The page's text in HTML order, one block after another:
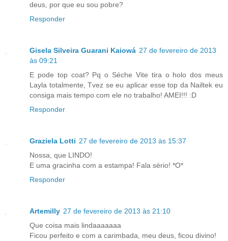
deus, por que eu sou pobre?
Responder
Gisela Silveira Guarani Kaiowá 27 de fevereiro de 2013
às 09:21
E pode top coat? Pq o Séche Vite tira o holo dos meus
Layla totalmente, Tvez se eu aplicar esse top da Nailtek eu
consiga mais tempo com ele no trabalho! AMEI!!! :D
Responder
Graziela Lotti 27 de fevereiro de 2013 às 15:37
Nossa, que LINDO!
E uma gracinha com a estampa! Fala sério! *O*
Responder
Artemilly 27 de fevereiro de 2013 às 21:10
Que coisa mais lindaaaaaaa
Ficou perfeito e com a carimbada, meu deus, ficou divino!